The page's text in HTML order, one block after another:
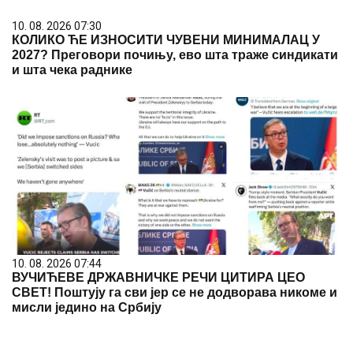
10. 08. 2026 07:30
КОЛИКО ЋЕ ИЗНОСИТИ ЧУВЕНИ МИНИМАЛАЦ У
2027? Преговори почињу, ево шта траже синдикати
и шта чека раднике
10. 08. 2026 07:44
ВУЧИЋЕВЕ ДРЖАВНИЧКЕ РЕЧИ ЦИТИРА ЦЕО
СВЕТ! Поштују га сви јер се не додворава никоме и
мисли једино на Србију